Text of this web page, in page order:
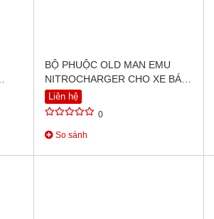
BỘ PHUỘC OLD MAN EMU
NITROCHARGER CHO XE BÁN
TẢI FORD EVEREST TRƯỚC
2015
Liên hệ
0
So sánh